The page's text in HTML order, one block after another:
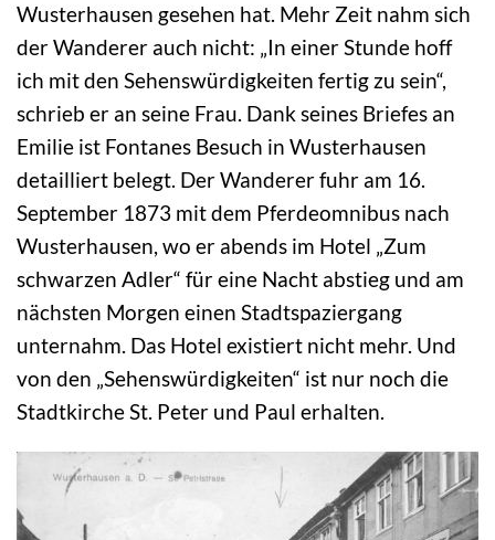
Wusterhausen gesehen hat. Mehr Zeit nahm sich
der Wanderer auch nicht: „In einer Stunde hoff
ich mit den Sehenswürdigkeiten fertig zu sein“,
schrieb er an seine Frau. Dank seines Briefes an
Emilie ist Fontanes Besuch in Wusterhausen
detailliert belegt. Der Wanderer fuhr am 16.
September 1873 mit dem Pferdeomnibus nach
Wusterhausen, wo er abends im Hotel „Zum
schwarzen Adler“ für eine Nacht abstieg und am
nächsten Morgen einen Stadtspaziergang
unternahm. Das Hotel existiert nicht mehr. Und
von den „Sehenswürdigkeiten“ ist nur noch die
Stadtkirche St. Peter und Paul erhalten.